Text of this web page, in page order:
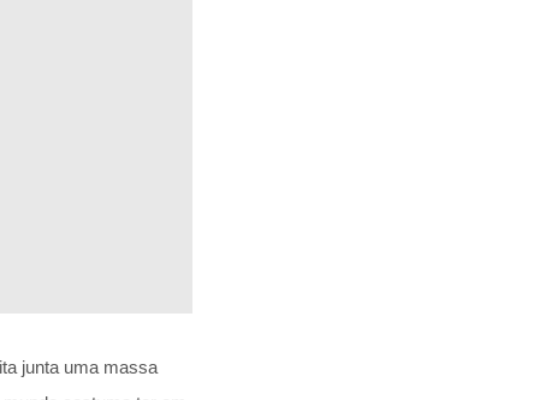
junta uma massa